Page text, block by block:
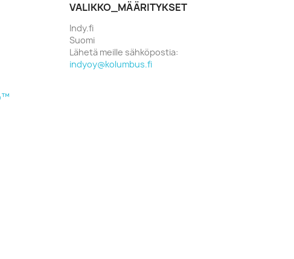
VALIKKO_MÄÄRITYKSET
Indy.fi
Suomi
Lähetä meille sähköpostia:
indyoy@kolumbus.fi